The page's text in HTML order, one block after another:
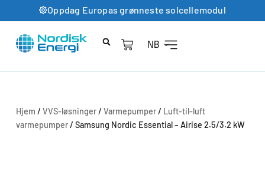
Oppdag Europas grønneste solcellemodul
NB
Hjem / VVS-løsninger/ Varmepumper/ Luft-til-luft
varmepumper/ Samsung Nordic Essential – Airise 2.5/3.2 kW